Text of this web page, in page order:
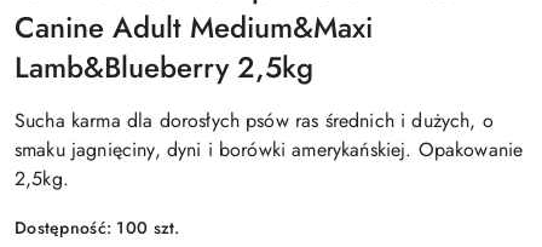
Canine Adult Medium&Maxi
Lamb&Blueberry 2,5kg
Sucha karma dla dorosłych psów ras średnich i dużych, o
smaku jagnięciny, dyni i borówki amerykańskiej. Opakowanie
2,5kg.
Dostępność: 100 szt.